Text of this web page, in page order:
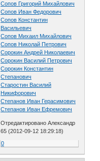
Сопов Григорий Михайлович
Сопов Иван Федорович
Сопов Константин
Васильевич
Сопов Михаил Михайлович
Сопов Николай Петрович
Сорокин Андрей Николаевич
Сорокин Василий Петрович
Сорокин Константин
Степанович
Старостин Василий
Никифорович
Степанов Иван Герасимович
Степанов Иван Ефремович
Отредактировано Александр
65 (2012-09-12 18:29:18)
0